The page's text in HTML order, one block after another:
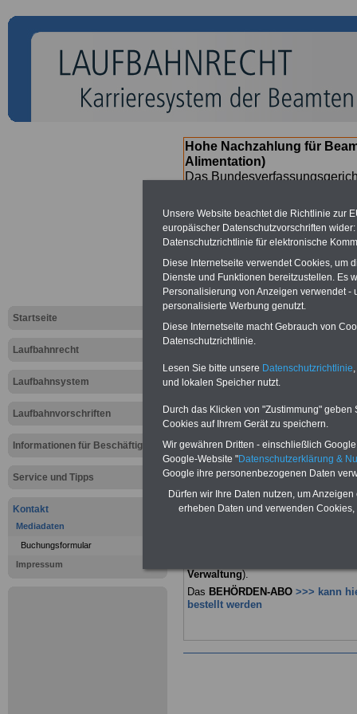
Startseite
Laufbahnrecht
Laufbahnsystem
Laufbahnvorschriften
Informationen für Beschäftigte
Service und Tipps
Kontakt
Mediadaten
Buchungsformular
Impressum
Hohe Nachzahlung für
Alimentation)
Das
Neuregelung der Besoldung
(Beamte &
Nachzahlungen
SERVICE gibt hierzu eine
dem Beschluss des
wird - im II. Quartal.2026 >>>
Referenz:
und PDF-
nur 22,50 Euro: Wissenswertesfür
Beamtinnen und Beamte,Be-
amtenversorgung(Bund/Länder)
Ländern. Alle drei Bücher sind
übersichtlich gegliedert und erläutern
Verwaltung).
Das BEHÖRDEN-ABO >>> kann
bestellt werden
Unsere Website beachtet die Richtlinie zur
europäischer Datenschutzvorschriften
Datenschutzrichtlinie für elektronische
Diese Internetseite verwendet Cookies, um
Dienste und Funktionen bereitzustellen. Es
Personalisierung von Anzeigen verwendet
personalisierte Werbung genutzt.
Diese Internetseite macht Gebrauch von
Datenschutzrichtlinie.
Lesen Sie bitte unsere Datenschutzrichtlinie
und lokalen Speicher nutzt.
Durch das Klicken von "Zustimmung"
Cookies auf Ihrem Gerät zu speichern.
Wir gewähren Dritten - einschließlich
Google-Website "Datenschutzerklärung &
Google ihre personenbezogenen Daten
Dürfen wir Ihre Daten nutzen, um
erheben Daten und verwenden